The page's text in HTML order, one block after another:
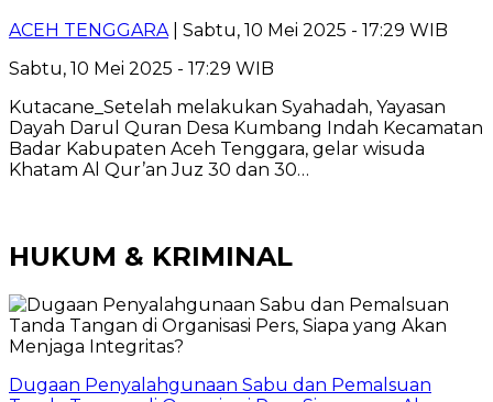
ACEH TENGGARA| Sabtu, 10 Mei 2025 - 17:29 WIB
Sabtu, 10 Mei 2025 - 17:29 WIB
Kutacane_Setelah melakukan Syahadah, Yayasan
Dayah Darul Quran Desa Kumbang Indah Kecamatan
Badar Kabupaten Aceh Tenggara, gelar wisuda
Khatam Al Qur’an Juz 30 dan 30…
HUKUM & KRIMINAL
Dugaan Penyalahgunaan Sabu dan Pemalsuan